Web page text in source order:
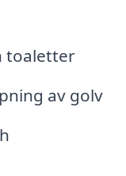
toaletter
av golv